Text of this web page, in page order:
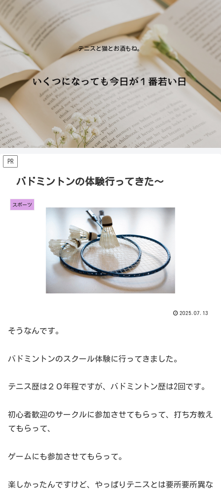
テニスと猫とお酒もね。
PR
バドミントンの体験行ってきた〜
スポーツ
2025.07.13
そうなんです。
バドミントンのスクール体験に行ってきました。
テニス歴は２０年程ですが、バドミントン歴は2回です。
初心者歓迎のサークルに参加させてもらって、打ち方教え
てもらって、
ゲームにも参加させてもらって。
楽しかったんですけど、やっぱりテニスとは要所要所異な